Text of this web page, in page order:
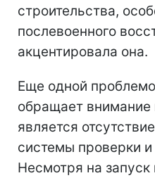
строительства,
послевоенного
акцентировала она.
Еще одной
обращает внимание
является
системы проверки
Несмотря на